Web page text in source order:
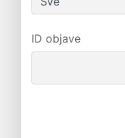
ID objave